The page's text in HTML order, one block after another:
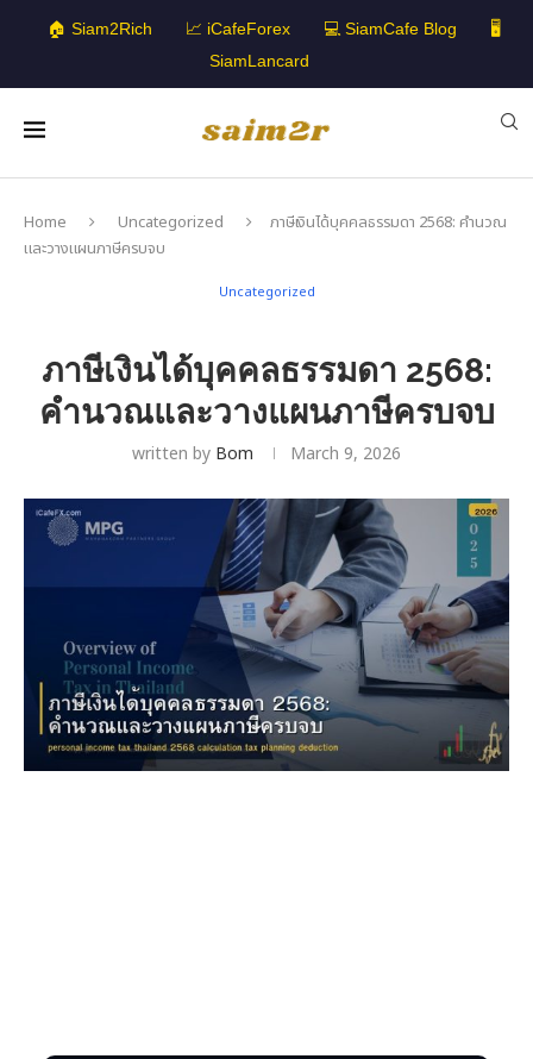
🏠 Siam2Rich 📈 iCafeForex 💻 SiamCafe Blog
🖥️
SiamLancard
Home Uncategorized
ภาษีเงินได้บุคคลธรรมดา 2568: คำนวณ
และวางแผนภาษีครบจบ
Uncategorized
ภาษีเงินได้บุคคลธรรมดา 2568:
คำนวณและวางแผนภาษีครบจบ
written by Bom March 9, 2026